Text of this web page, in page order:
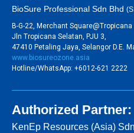
BioSure Professional Sdn Bhd
B-G-22, Merchant Square@Tropicana
Jln Tropicana Selatan, PJU 3,
47410 Petaling Jaya, Selangor D.E.
www.biosureozone.asia
Hotline/WhatsApp: +6012-621 2222
Authorized Partner:
KenEp Resources (Asia)